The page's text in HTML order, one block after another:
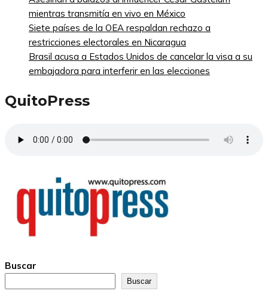
mientras transmitía en vivo en México
Siete países de la OEA respaldan rechazo a
restricciones electorales en Nicaragua
Brasil acusa a Estados Unidos de cancelar la visa a su
embajadora para interferir en las elecciones
QuitoPress
Buscar
Buscar